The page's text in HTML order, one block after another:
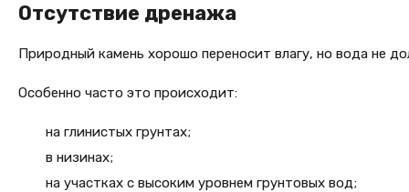
Отсутствие дренажа
Природный камень хорошо переносит влагу, но вода не
Особенно часто это происходит:
на глинистых грунтах;
в низинах;
на участках с высоким уровнем грунтовых вод;